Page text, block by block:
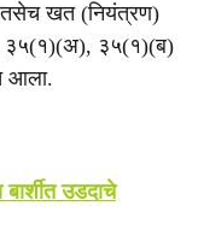
खत (नियंत्रण)
३५(१)(ब)
आला.
उडदाचे